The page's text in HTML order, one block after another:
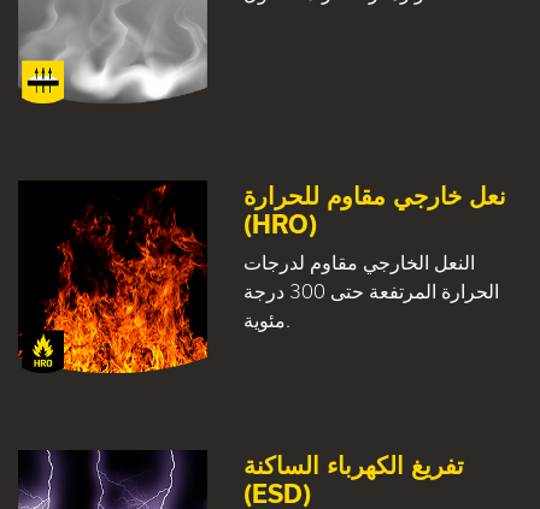
نعل خارجي مقاوم للحرارة
(HRO)
النعل الخارجي مقاوم لدرجات
الحرارة المرتفعة حتى 300 درجة
مئوية.
تفريغ الكهرباء الساكنة
(ESD)